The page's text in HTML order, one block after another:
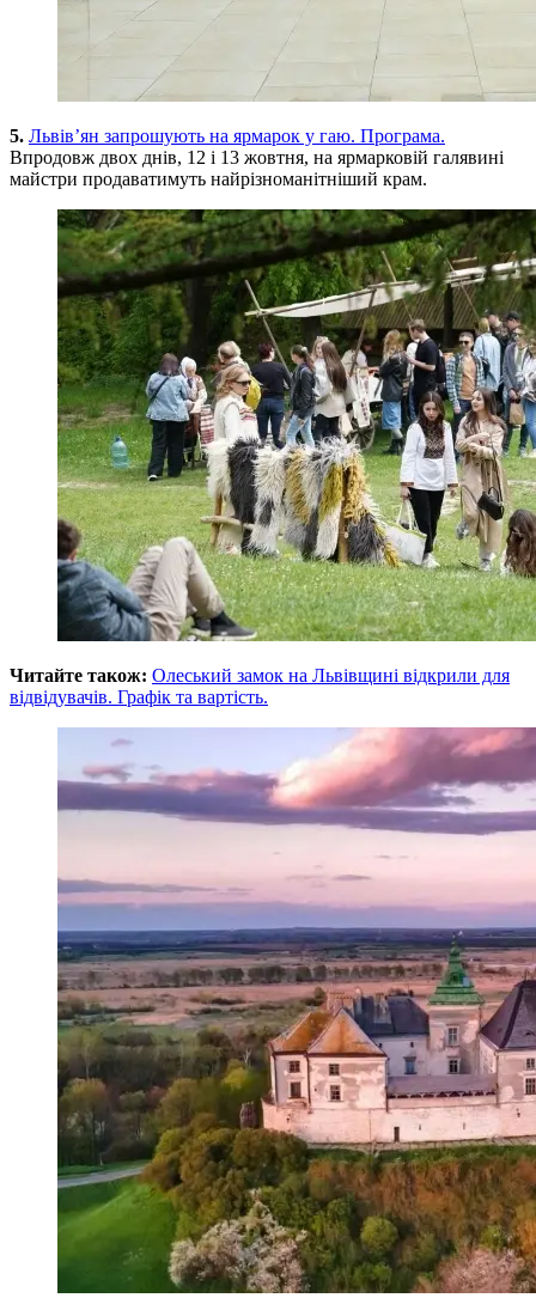
5. Львів’ян запрошують на ярмарок у гаю. Програма.
Впродовж двох днів, 12 і 13 жовтня, на ярмарковій галявині
майстри продаватимуть найрізноманітніший крам.
Читайте також: Олеський замок на Львівщині відкрили для
відвідувачів. Графік та вартість.